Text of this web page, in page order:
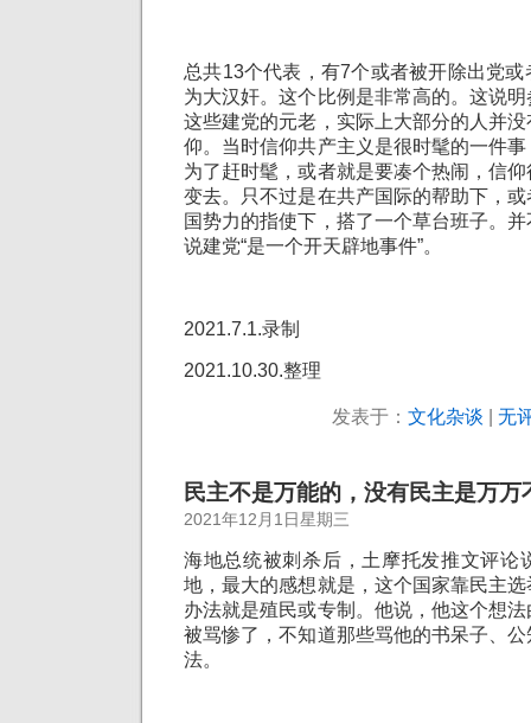
总共13个代表，有7个或者被开除出党
为大汉奸。这个比例是非常高的。这说
这些建党的元老，实际上大部分的人并
仰。当时信仰共产主义是很时髦的一件
为了赶时髦，或者就是要凑个热闹，信
变去。只不过是在共产国际的帮助下，
国势力的指使下，搭了一个草台班子。
说建党“是一个开天辟地事件”。
2021.7.1.录制
2021.10.30.整理
发表于： 文化杂谈 无
民主不是万能的，没有民主是万万
2021年12月1日星期三
海地总统被刺杀后，土摩托发推文评论
地，最大的感想就是，这个国家靠民主
办法就是殖民或专制。他说，他这个想
被骂惨了，不知道那些骂他的书呆子、
法。